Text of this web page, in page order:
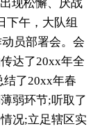
现松懈、厌战
下午，大队组
员部署会。会
达了20xx年全
了20xx年春
弱环节;听取了
况;立足辖区实